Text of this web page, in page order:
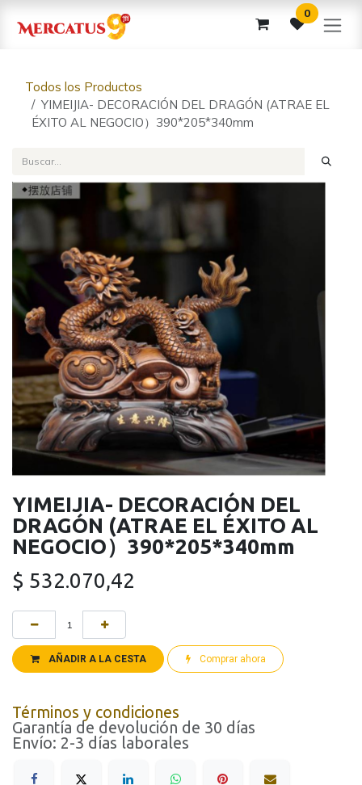
0
Todos los Productos
YIMEIJIA- DECORACIÓN DEL DRAGÓN (ATRAE EL
ÉXITO AL NEGOCIO）390*205*340mm
YIMEIJIA- DECORACIÓN DEL
DRAGÓN (ATRAE EL ÉXITO AL
NEGOCIO）390*205*340mm
$ 532.070,42
AÑADIR A LA CESTA Comprar ahora
Términos y condiciones
Garantía de devolución de 30 días
Envío: 2-3 días laborales